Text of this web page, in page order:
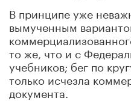
В принципе уже
вымученным
то же, что и с
учебников; бег по
только исчезла
документа.